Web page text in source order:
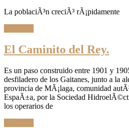
La poblaciÃ³n creciÃ³ rÃ¡pidamente
El Caminito del Rey.
Es un paso construido entre 1901 y
desfiladero de los Gaitanes, junto a la
provincia de MÃ¡laga, comunidad
EspaÃ±a, por la Sociedad
los operarios de